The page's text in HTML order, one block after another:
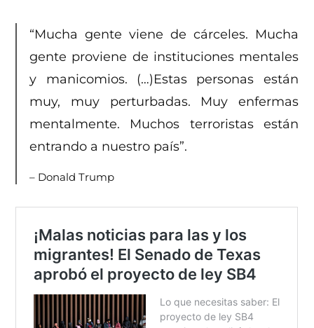
“Mucha gente viene de cárceles. Mucha
gente proviene de instituciones mentales
y manicomios. (…)Estas personas están
muy, muy perturbadas. Muy enfermas
mentalmente. Muchos terroristas están
entrando a nuestro país”.
– Donald Trump